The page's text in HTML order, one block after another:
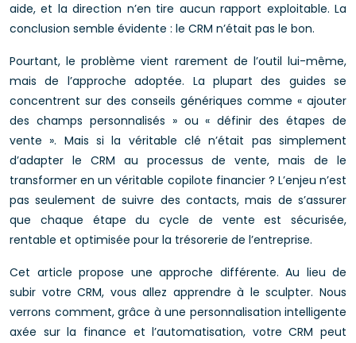
aide, et la direction n’en tire aucun rapport exploitable. La
conclusion semble évidente : le CRM n’était pas le bon.
Pourtant, le problème vient rarement de l’outil lui-même,
mais de l’approche adoptée. La plupart des guides se
concentrent sur des conseils génériques comme « ajouter
des champs personnalisés » ou « définir des étapes de
vente ». Mais si la véritable clé n’était pas simplement
d’adapter le CRM au processus de vente, mais de le
transformer en un véritable copilote financier ? L’enjeu n’est
pas seulement de suivre des contacts, mais de s’assurer
que chaque étape du cycle de vente est sécurisée,
rentable et optimisée pour la trésorerie de l’entreprise.
Cet article propose une approche différente. Au lieu de
subir votre CRM, vous allez apprendre à le sculpter. Nous
verrons comment, grâce à une personnalisation intelligente
axée sur la finance et l’automatisation, votre CRM peut